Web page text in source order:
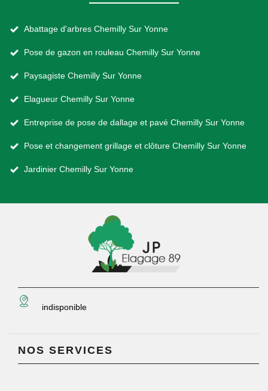
Abattage d'arbres Chemilly Sur Yonne
Pose de gazon en rouleau Chemilly Sur Yonne
Paysagiste Chemilly Sur Yonne
Elagueur Chemilly Sur Yonne
Entreprise de pose de dallage et pavé Chemilly Sur Yonne
Pose et changement grillage et clôture Chemilly Sur Yonne
Jardinier Chemilly Sur Yonne
indisponible
NOS SERVICES